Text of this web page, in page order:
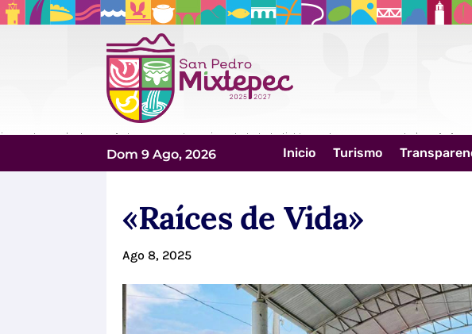
Dom 9 Ago, 2026 Inicio Turismo
«Raíces de Vida»
Ago 8, 2025